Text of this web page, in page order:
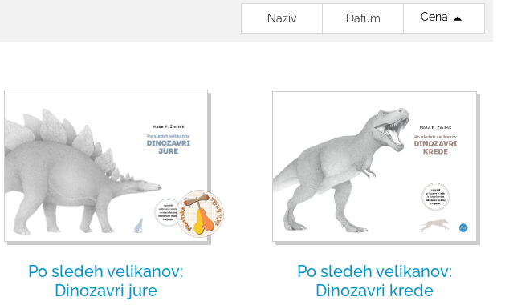
Naziv Datum Cena
Po sledeh velikanov:
Dinozavri jure
Po sledeh velikanov:
Dinozavri krede